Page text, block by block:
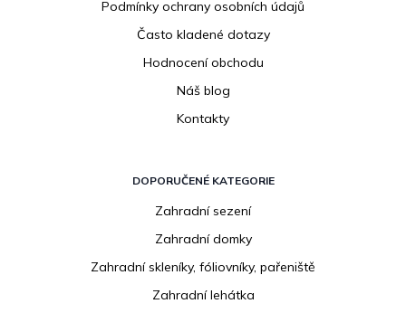
Podmínky ochrany osobních údajů
Často kladené dotazy
Hodnocení obchodu
Náš blog
Kontakty
DOPORUČENÉ KATEGORIE
Zahradní sezení
Zahradní domky
Zahradní skleníky, fóliovníky, pařeniště
Zahradní lehátka